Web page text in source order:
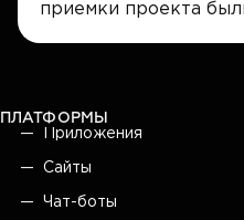
приемки проекта
ПЛАТФОРМЫ
Приложения
Сайты
Чат-боты